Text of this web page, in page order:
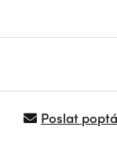
Poslat